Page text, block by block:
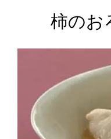
柿のお